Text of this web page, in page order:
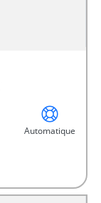
Automatique